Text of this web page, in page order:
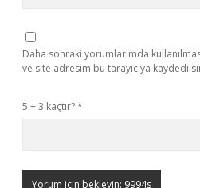
Daha sonraki yorumlarımda
ve site adresim bu tarayıcıya
5 + 3 kaçtır?*